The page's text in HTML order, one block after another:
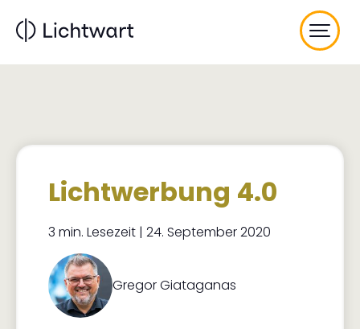
zum
Inhalt
Lichtwerbung 4.0
3 min. Lesezeit | 24. September 2020
Gregor Giataganas